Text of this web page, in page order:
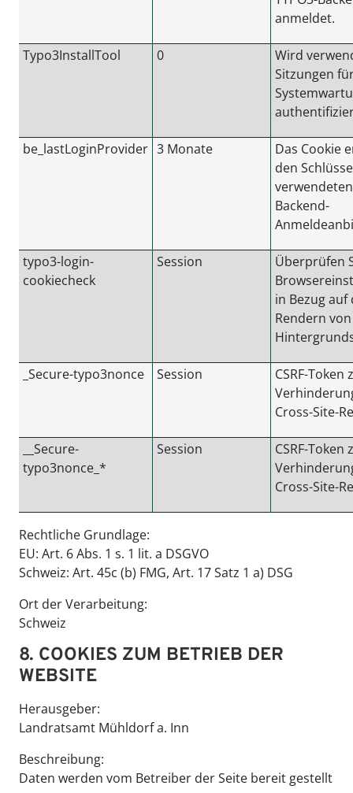
anmeldet.
Typo3InstallTool 0
Wird
Sitzungen
be_lastLoginProvider 3 Monate
Das Cookie
den
Backend-
typo3-login-
cookiecheck
Session
Überprüfen
in Bezug auf
Rendern
_Secure-typo3nonce Session
CSRF-Token
Cross-Site-
__Secure-
typo3nonce_*
Session
CSRF-Token
Cross-Site-
Rechtliche Grundlage:
EU: Art. 6 Abs. 1 s. 1 lit. a DSGVO
Schweiz: Art. 45c (b) FMG, Art. 17 Satz 1 a) DSG
Ort der Verarbeitung:
Schweiz
8. COOKIES ZUM BETRIEB DER
WEBSITE
Herausgeber:
Landratsamt Mühldorf a. Inn
Beschreibung:
Daten werden vom Betreiber der Seite bereit gestellt